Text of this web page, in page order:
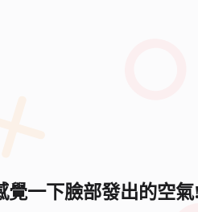
覺一下臉部發出的空